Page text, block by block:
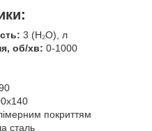
3 (H₂O), л
об/хв: 0-1000
покриттям
сталь